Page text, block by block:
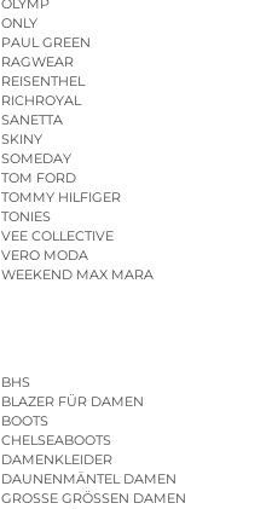
OLYMP
ONLY
PAUL GREEN
RAGWEAR
REISENTHEL
RICHROYAL
SANETTA
SKINY
SOMEDAY
TOM FORD
TOMMY HILFIGER
TONIES
VEE COLLECTIVE
VERO MODA
WEEKEND MAX MARA
BHS
BLAZER FÜR DAMEN
BOOTS
CHELSEABOOTS
DAMENKLEIDER
DAUNENMÄNTEL DAMEN
GROSSE GRÖSSEN DAMEN